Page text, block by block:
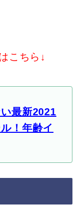
こちら↓
最新2021
！年齢イ